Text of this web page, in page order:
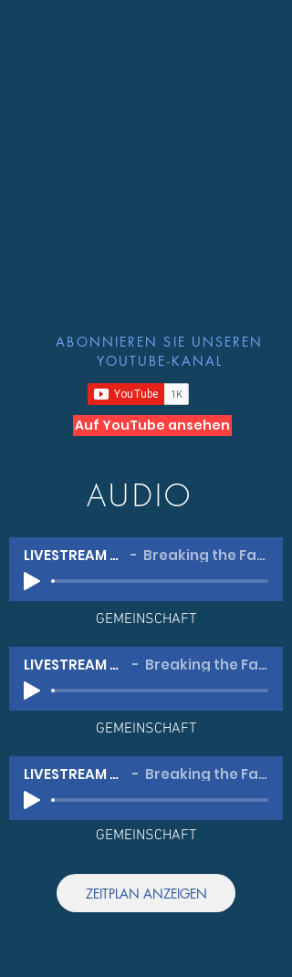
ABONNIEREN SIE UNSEREN
YOUTUBE-KANAL
Auf YouTube ansehen
AUDIO
LIVESTREAM #1 Breaking the Fast
GEMEINSCHAFT
LIVESTREAM #2 Breaking the Fast
GEMEINSCHAFT
LIVESTREAM #3 Breaking the Fast
GEMEINSCHAFT
ZEITPLAN ANZEIGEN